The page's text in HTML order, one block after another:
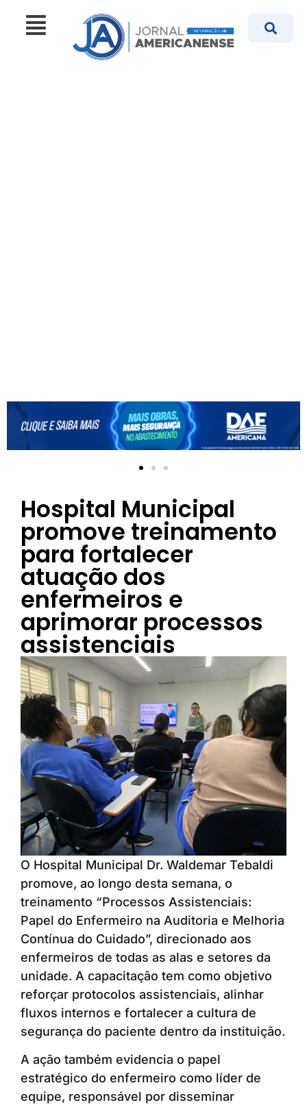
Hospital Municipal
promove treinamento
para fortalecer
atuação dos
enfermeiros e
aprimorar processos
assistenciais
O Hospital Municipal Dr. Waldemar Tebaldi
promove, ao longo desta semana, o
treinamento “Processos Assistenciais:
Papel do Enfermeiro na Auditoria e Melhoria
Contínua do Cuidado”, direcionado aos
enfermeiros de todas as alas e setores da
unidade. A capacitação tem como objetivo
reforçar protocolos assistenciais, alinhar
fluxos internos e fortalecer a cultura de
segurança do paciente dentro da instituição.
A ação também evidencia o papel
estratégico do enfermeiro como líder de
equipe, responsável por disseminar